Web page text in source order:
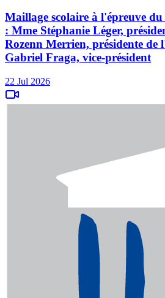
Maillage scolaire à l'épreuve
: Mme Stéphanie Léger,
Rozenn Merrien, présidente de
Gabriel Fraga, vice-président
22 Jul 2026